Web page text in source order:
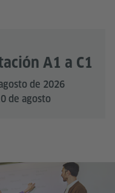
A1 a C1
de 2026
de agosto